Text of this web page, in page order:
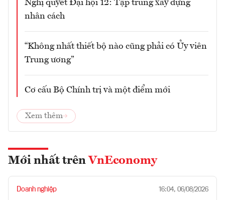
Nghị quyết Đại hội 12: Tập trung xây dựng
nhân cách
“Không nhất thiết bộ nào cũng phải có Ủy viên
Trung ương”
Cơ cấu Bộ Chính trị và một điểm mới
Xem thêm
Mới nhất trên VnEconomy
Doanh nghiệp 16:04, 06/08/2026